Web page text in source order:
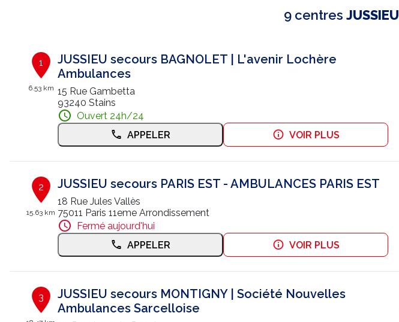
9 centres JUSSIEU
1
6.53 km
JUSSIEU secours BAGNOLET | L'avenir Lochère
Ambulances
15 Rue Gambetta
93240 Stains
Ouvert 24h/24
APPELER
VOIR PLUS
2
15.63 km
JUSSIEU secours PARIS EST - AMBULANCES PARIS EST
18 Rue Jules Vallès
75011 Paris 11eme Arrondissement
Fermé aujourd'hui
APPELER
VOIR PLUS
3
JUSSIEU secours MONTIGNY | Société Nouvelles
Ambulances Sarcelloise